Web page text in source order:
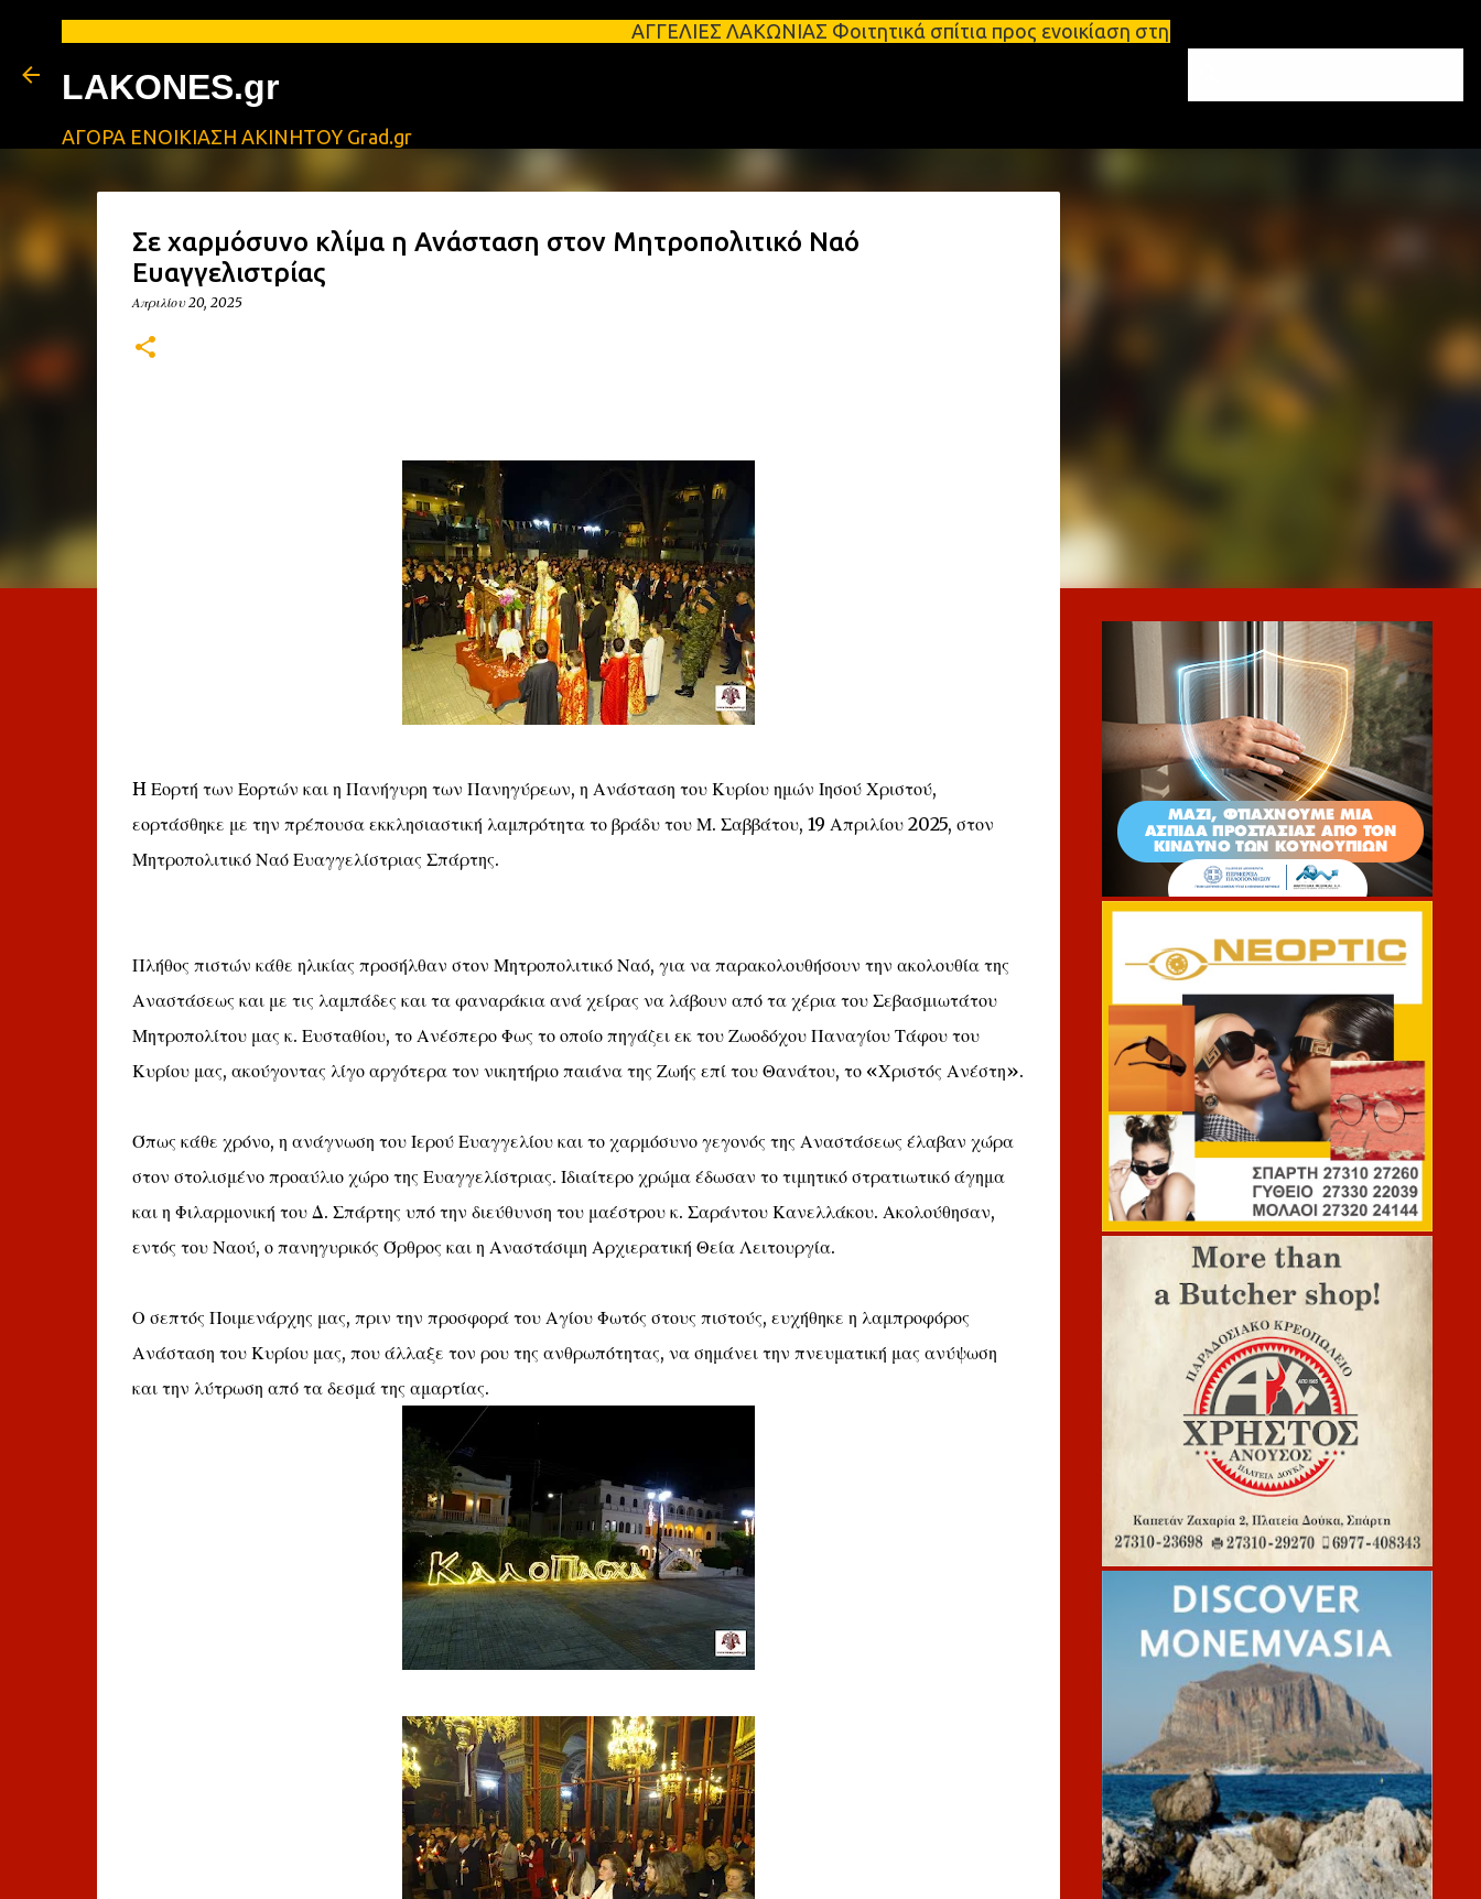
Μετάβαση στο κύριο περιεχόμενο
ΑΓΓΕΛΙΕΣ ΛΑΚΩΝΙΑΣ Φοιτητικά σπίτια προς ενοικίαση στη Σπάρτη Ενοικιάσεις διαμερισμάτων
LAKONES.gr
ΑΓΟΡΑ ΕΝΟΙΚΙΑΣΗ ΑΚΙΝΗΤΟΥ Grad.gr
Σε χαρμόσυνο κλίμα η Ανάσταση στον Μητροπολιτικό Ναό
Ευαγγελιστρίας
Απριλίου 20, 2025
H Εορτή των Εορτών και η Πανήγυρη των Πανηγύρεων, η Ανάσταση του Κυρίου ημών Ιησού Χριστού,
εορτάσθηκε με την πρέπουσα εκκλησιαστική λαμπρότητα το βράδυ του Μ. Σαββάτου, 19 Απριλίου 2025, στον
Μητροπολιτικό Ναό Ευαγγελίστριας Σπάρτης.
Πλήθος πιστών κάθε ηλικίας προσήλθαν στον Μητροπολιτικό Ναό, για να παρακολουθήσουν την ακολουθία της
Αναστάσεως και με τις λαμπάδες και τα φαναράκια ανά χείρας να λάβουν από τα χέρια του Σεβασμιωτάτου
Μητροπολίτου μας κ. Ευσταθίου, το Ανέσπερο Φως το οποίο πηγάζει εκ του Ζωοδόχου Παναγίου Τάφου του
Κυρίου μας, ακούγοντας λίγο αργότερα τον νικητήριο παιάνα της Ζωής επί του Θανάτου, το «Χριστός Ανέστη».
Όπως κάθε χρόνο, η ανάγνωση του Ιερού Ευαγγελίου και το χαρμόσυνο γεγονός της Αναστάσεως έλαβαν χώρα
στον στολισμένο προαύλιο χώρο της Ευαγγελίστριας. Ιδιαίτερο χρώμα έδωσαν το τιμητικό στρατιωτικό άγημα
και η Φιλαρμονική του Δ. Σπάρτης υπό την διεύθυνση του μαέστρου κ. Σαράντου Κανελλάκου. Ακολούθησαν,
εντός του Ναού, ο πανηγυρικός Όρθρος και η Αναστάσιμη Αρχιερατική Θεία Λειτουργία.
Ο σεπτός Ποιμενάρχης μας, πριν την προσφορά του Αγίου Φωτός στους πιστούς, ευχήθηκε η λαμπροφόρος
Ανάσταση του Κυρίου μας, που άλλαξε τον ρου της ανθρωπότητας, να σημάνει την πνευματική μας ανύψωση
και την λύτρωση από τα δεσμά της αμαρτίας.